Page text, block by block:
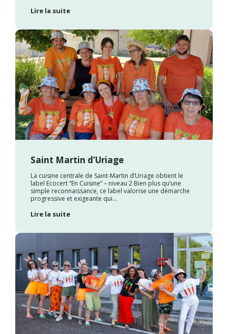
Lire la suite
Saint Martin d’Uriage
La cuisine centrale de Saint-Martin d’Uriage obtient le
label Ecocert “En Cuisine” – niveau 2 Bien plus qu’une
simple reconnaissance, ce label valorise une démarche
progressive et exigeante qui...
Lire la suite